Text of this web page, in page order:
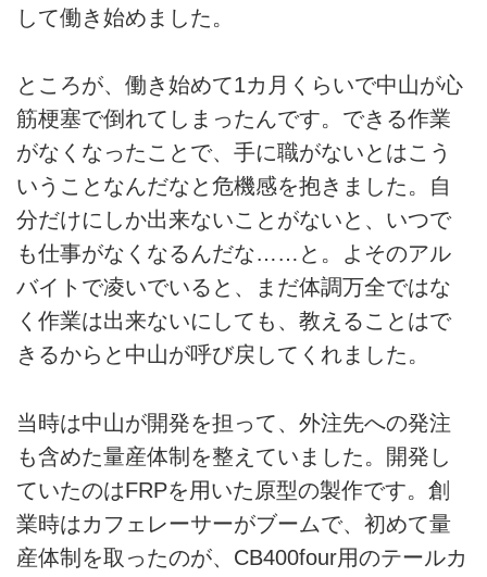
して働き始めました。
ところが、働き始めて1カ月くらいで中山が心
筋梗塞で倒れてしまったんです。できる作業
がなくなったことで、手に職がないとはこう
いうことなんだなと危機感を抱きました。自
分だけにしか出来ないことがないと、いつで
も仕事がなくなるんだな……と。よそのアル
バイトで凌いでいると、まだ体調万全ではな
く作業は出来ないにしても、教えることはで
きるからと中山が呼び戻してくれました。
当時は中山が開発を担って、外注先への発注
も含めた量産体制を整えていました。開発し
ていたのはFRPを用いた原型の製作です。創
業時はカフェレーサーがブームで、初めて量
産体制を取ったのが、CB400four用のテールカ